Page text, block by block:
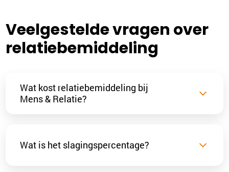
Veelgestelde vragen over
relatiebemiddeling
Wat kost relatiebemiddeling bij
Mens & Relatie?
Wat is het slagingspercentage?